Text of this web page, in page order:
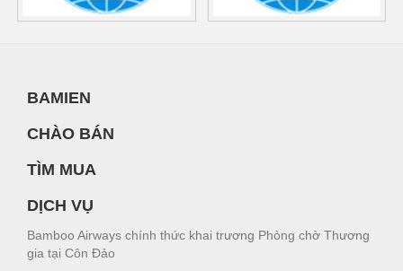
BAMIEN
CHÀO BÁN
TÌM MUA
DỊCH VỤ
Bamboo Airways chính thức khai trương Phòng chờ Thương
gia tại Côn Đảo